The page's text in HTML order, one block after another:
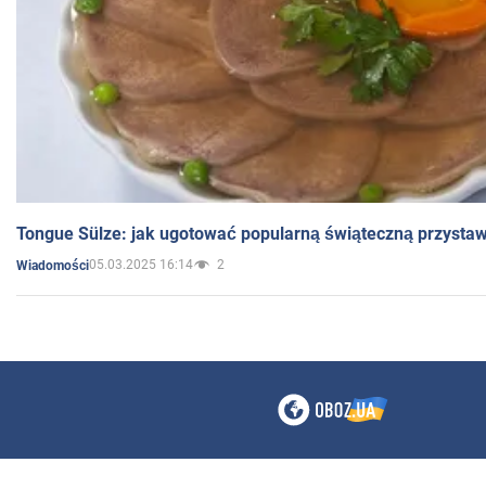
Tongue Sülze: jak ugotować popularną świąteczną
Wiadomości05.03.2025 16:14 2